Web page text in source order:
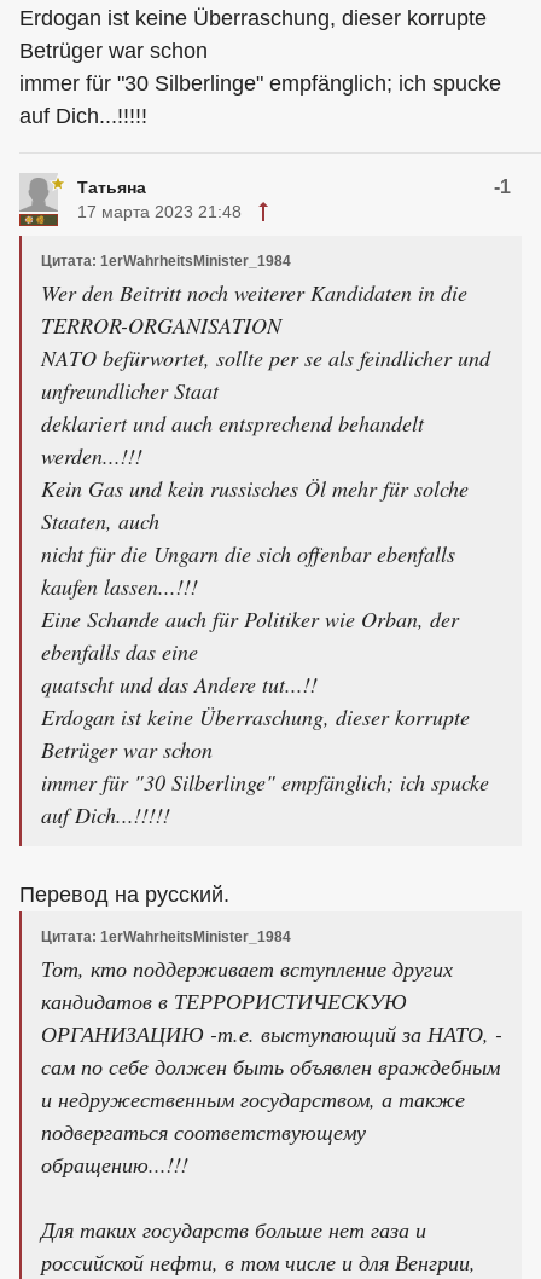
Erdogan ist keine Überraschung, dieser korrupte
Betrüger war schon
immer für "30 Silberlinge" empfänglich; ich spucke
auf Dich...!!!!!
Татьяна -1
17 марта 2023 21:48
Цитата: 1erWahrheitsMinister_1984
Wer den Beitritt noch weiterer Kandidaten in die
TERROR-ORGANISATION
NATO befürwortet, sollte per se als feindlicher und
unfreundlicher Staat
deklariert und auch entsprechend behandelt
werden...!!!
Kein Gas und kein russisches Öl mehr für solche
Staaten, auch
nicht für die Ungarn die sich offenbar ebenfalls
kaufen lassen...!!!
Eine Schande auch für Politiker wie Orban, der
ebenfalls das eine
quatscht und das Andere tut...!!
Erdogan ist keine Überraschung, dieser korrupte
Betrüger war schon
immer für "30 Silberlinge" empfänglich; ich spucke
auf Dich...!!!!!
Перевод на русский.
Цитата: 1erWahrheitsMinister_1984
Тот, кто поддерживает вступление других
кандидатов в ТЕРРОРИСТИЧЕСКУЮ
ОРГАНИЗАЦИЮ -т.е. выступающий за НАТО, -
сам по себе должен быть объявлен враждебным
и недружественным государством, а также
подвергаться соответствующему
обращению...!!!
Для таких государств больше нет газа и
российской нефти, в том числе и для Венгрии,